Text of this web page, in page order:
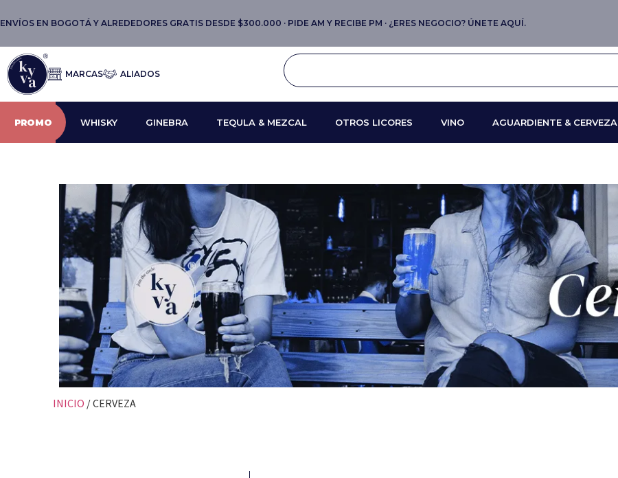
ENVÍOS EN BOGOTÁ Y ALREDEDORES GRATIS DESDE $300.000 · PIDE AM Y RECIBE PM · ¿ERES NEGOCIO? ÚNETE AQUÍ.
MARCAS ALIADOS
PROMO WHISKY GINEBRA TEQULA & MEZCAL OTROS LICORES VINO AGUARDIENTE & CERVEZA
INICIO / CERVEZA